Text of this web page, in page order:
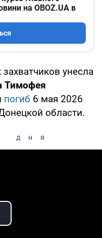
на OBOZ.UA в
унесла
Тимофея
погиб 6 мая 2026
области.
дня
Video